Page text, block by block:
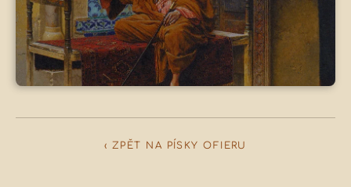
‹ ZPĚT NA PÍSKY OFIERU